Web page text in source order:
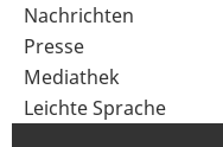
Nachrichten
Presse
Mediathek
Leichte Sprache